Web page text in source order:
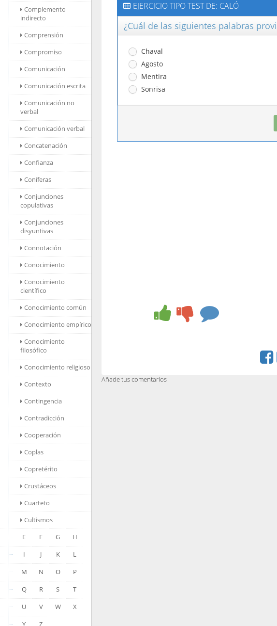
Complemento
indirecto
Comprensión
Compromiso
Comunicación
Comunicación escrita
Comunicación no
verbal
Comunicación verbal
Concatenación
Confianza
Coníferas
Conjunciones
copulativas
Conjunciones
disyuntivas
Connotación
Conocimiento
Conocimiento
científico
Conocimiento común
Conocimiento empírico
Conocimiento
filosófico
Conocimiento religioso
Contexto
Contingencia
Contradicción
Cooperación
Coplas
Copretérito
Crustáceos
Cuarteto
Cultismos
E
F G
H
I
J K
L
M
N O
P
Q
R S
T
U
V W
X
Y
Z
EJERCICIO TIPO TEST DE: CALÓ
¿Cuál de las siguientes palabras
Chaval
Agosto
Mentira
Sonrisa
Añade tus comentarios